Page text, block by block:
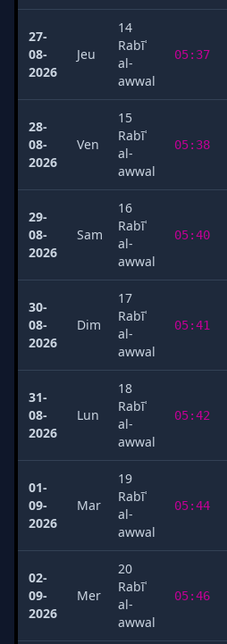
27-
08-
2026
Jeu
14
Rabīʿ
al-
awwal
05:37
28-
08-
2026
Ven
15
Rabīʿ
al-
awwal
05:38
29-
08-
2026
Sam
16
Rabīʿ
al-
awwal
05:40
30-
08-
2026
Dim
17
Rabīʿ
al-
awwal
05:41
31-
08-
2026
Lun
18
Rabīʿ
al-
awwal
05:42
01-
09-
2026
Mar
19
Rabīʿ
al-
awwal
05:44
02-
09-
2026
Mer
20
Rabīʿ
al-
awwal
05:46